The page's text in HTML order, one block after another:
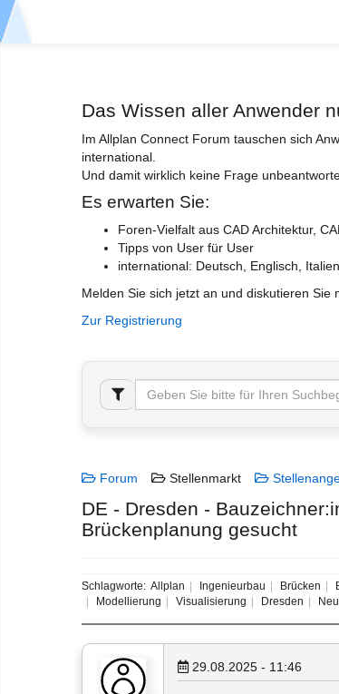
Das Wissen aller Anwender
Im Allplan Connect Forum tauschen sich
international.
Und damit wirklich keine Frage
Es erwarten Sie:
Foren-Vielfalt aus CAD Architektur,
Tipps von User für User
international: Deutsch, Englisch,
Melden Sie sich jetzt an und diskutieren Sie
Zur Registrierung
Forum Stellenmarkt
DE - Dresden -
Brückenplanung gesucht
Schlagworte: Allplan Ingenieurbau Brücken
Modellierung
Visualisierung Dresden
29.08.2025 - 11:46